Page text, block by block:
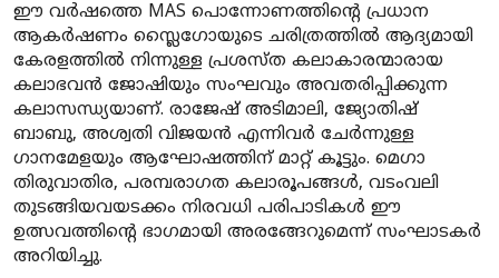
ഈ വർഷത്തെ MAS പൊന്നോണത്തിന്റെ പ്രധാന
ആകർഷണം സ്ലൈഗോയുടെ ചരിത്രത്തിൽ ആദ്യമായി
കേരളത്തിൽ നിന്നുള്ള പ്രശസ്ത കലാകാരന്മാരായ
കലാഭവൻ ജോഷിയും സംഘവും അവതരിപ്പിക്കുന്ന
കലാസന്ധ്യയാണ്. രാജേഷ് അടിമാലി, ജ്യോതിഷ്
ബാബു, അശ്വതി വിജയൻ എന്നിവർ ചേർന്നുള്ള
ഗാനമേളയും ആഘോഷത്തിന് മാറ്റ് കൂട്ടും. മെഗാ
തിരുവാതിര, പരമ്പരാഗത കലാരൂപങ്ങൾ, വടംവലി
തുടങ്ങിയവയടക്കം നിരവധി പരിപാടികൾ ഈ
ഉത്സവത്തിന്റെ ഭാഗമായി അരങ്ങേറുമെന്ന് സംഘാടകർ
അറിയിച്ചു.